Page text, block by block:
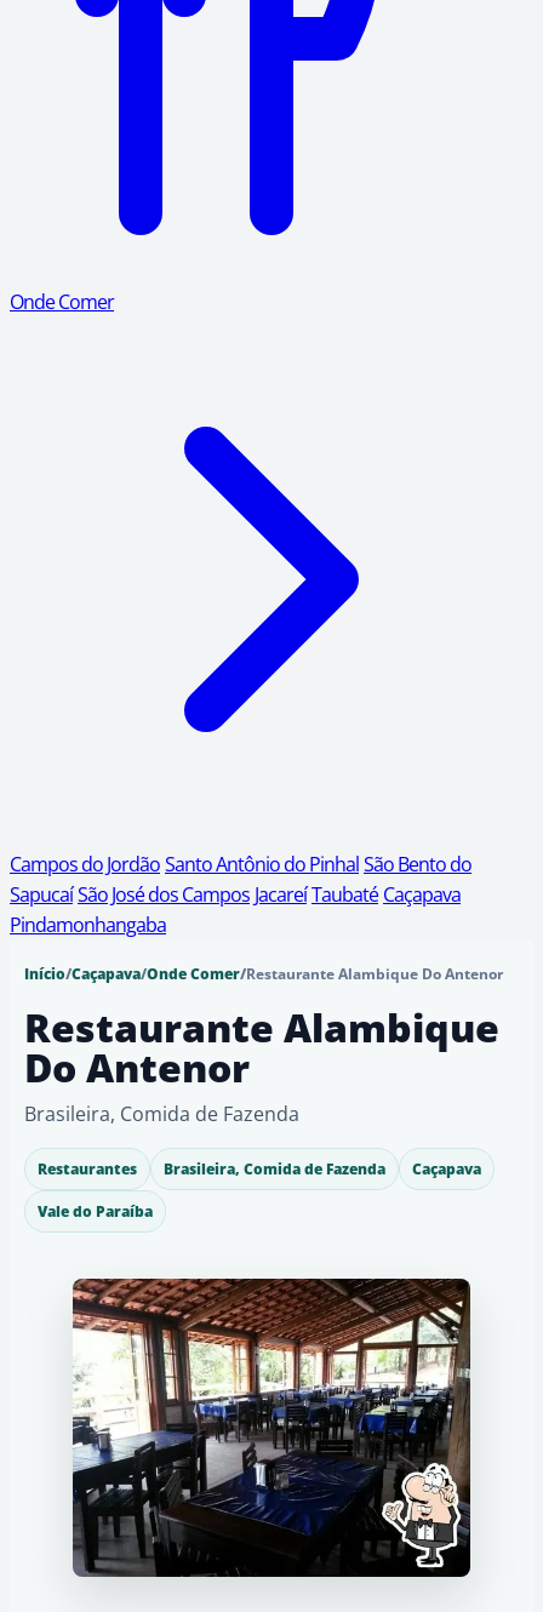
Onde Comer
Campos do JordãoSanto Antônio do PinhalSão Bento do
SapucaíSão José dos Campos JacareíTaubaté Caçapava
Pindamonhangaba
Início/Caçapava/Onde Comer/Restaurante Alambique Do Antenor
Restaurante Alambique
Do Antenor
Brasileira, Comida de Fazenda
Restaurantes Brasileira, Comida de Fazenda Caçapava
Vale do Paraíba